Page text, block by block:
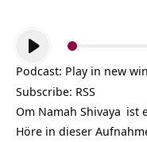
Audio-
Player
Podcast: Play in new
Subscribe: RSS
Om Namah Shivaya ist
Höre in dieser